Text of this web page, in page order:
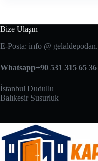
Bize Ulaşın
E-Posta: info @
Whatsapp+90 531 315 65 36
İstanbul Dudullu
Balıkesir Susurluk